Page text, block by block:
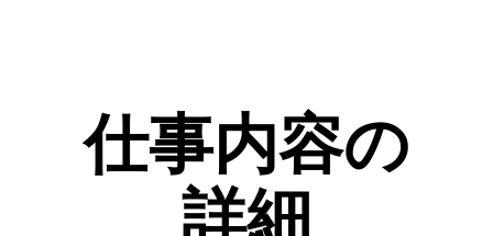
仕事内容の
詳細